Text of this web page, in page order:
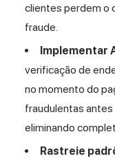
clientes perdem o
fraude.
Implementar
verificação de
no momento do
fraudulentas
eliminando
Rastreie